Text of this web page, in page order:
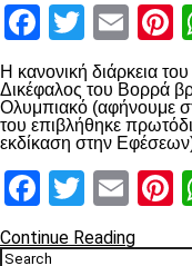
Facebook
Η κανονική διάρκεια
Δικέφαλος του Βορρά
Ολυμπιακό (αφήνουμε
του επιβλήθηκε
εκδίκαση στην
Facebook
Continue Reading